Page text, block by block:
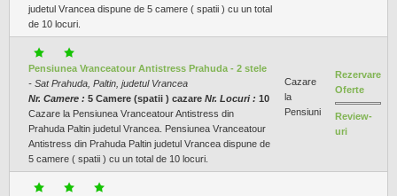
judetul Vrancea dispune de 5 camere ( spatii ) cu un total
de 10 locuri.
Pensiunea Vranceatour Antistress Prahuda - 2 stele
- Sat Prahuda, Paltin, judetul Vrancea
Nr. Camere : 5 Camere (spatii ) cazare Nr. Locuri : 10
Cazare la Pensiunea Vranceatour Antistress din
Prahuda Paltin judetul Vrancea. Pensiunea Vranceatour
Antistress din Prahuda Paltin judetul Vrancea dispune de
5 camere ( spatii ) cu un total de 10 locuri.
Cazare
la
Pensiuni
Rezervare
Oferte
Review-
uri